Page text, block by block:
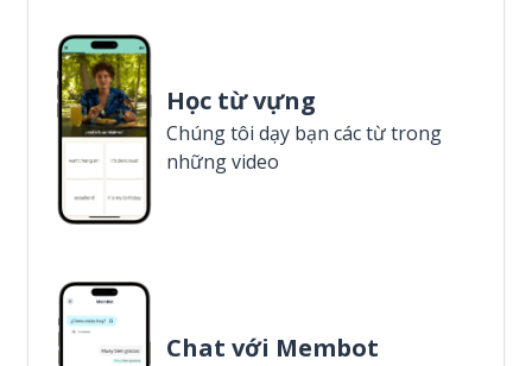
Học từ vựng
Chúng tôi dạy bạn các từ trong
những video
Chat với Membot